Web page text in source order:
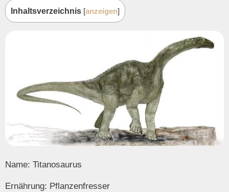
Inhaltsverzeichnis [anzeigen]
Name: Titanosaurus
Ernährung: Pflanzenfresser